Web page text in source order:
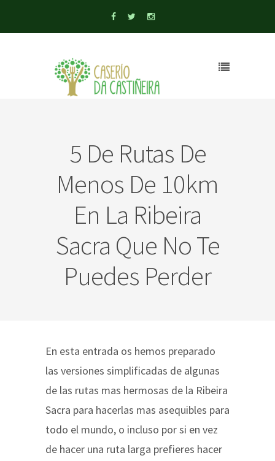
5 De Rutas De
Menos De 10km
En La Ribeira
Sacra Que No Te
Puedes Perder
En esta entrada os hemos preparado
las versiones simplificadas de algunas
de las rutas mas hermosas de la Ribeira
Sacra para hacerlas mas asequibles para
todo el mundo, o incluso por si en vez
de hacer una ruta larga prefieres hacer